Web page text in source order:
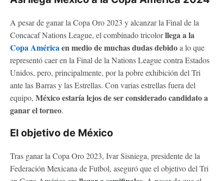
A pesar de ganar la Copa Oro 2023 y alcanzar la Final de la
Concacaf Nations League, el combinado tricolorllega a la
Copa Américaen medio de muchas dudas debidoa lo que
representó caer en la Final de la Nations League contra Estados
Unidos, pero, principalmente, por la pobre exhibición del Tri
ante las Barras y las Estrellas. Con varias estrellas fuera del
equipo, México estaría lejos de ser considerado candidato a
ganar el torneo.
El objetivo de México
Tras ganar la Copa Oro 2023, Ivar Sisniega, presidente de la
Federación Mexicana de Futbol, aseguró que el objetivo del Tri